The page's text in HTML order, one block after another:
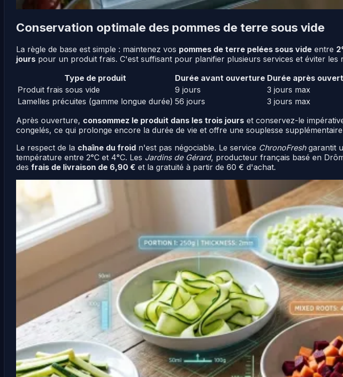
Conservation optimale des pommes de terre sous vide
La règle de base est simple : maintenez vos pommes de terre pelées sous vide entre
jours pour un produit frais. C'est suffisant pour planifier plusieurs services et éviter les
Type de produit
Durée avant ouverture Durée après
Produit frais sous vide
9 jours 3 jours max
Lamelles précuites (gamme longue durée) 56 jours 3 jours max
Après ouverture, consommez le produit dans les trois jours et conservez-le
congelés, ce qui prolonge encore la durée de vie et offre une souplesse
Le respect de la chaîne du froid n'est pas négociable. Le service ChronoFreshgarantit
température entre 2°C et 4°C. Les Jardins de Gérard, producteur français basé en
des frais de livraison de 6,90 € et la gratuité à partir de 60 € d'achat.